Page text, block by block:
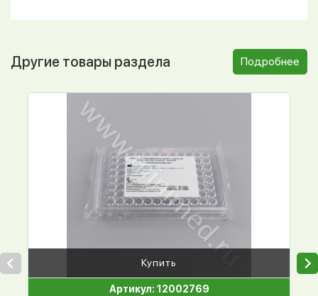
Другие товары раздела Подробнее
Купить
Артикул: 12002769